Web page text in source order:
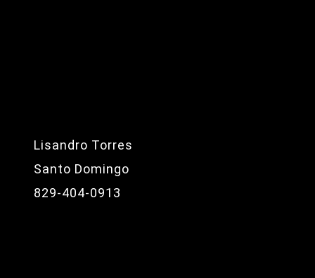
Lisandro Torres
Santo Domingo
829-404-0913